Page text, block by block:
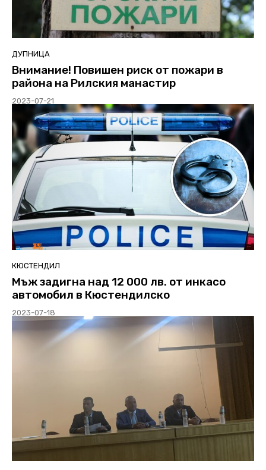
ДУПНИЦА
Внимание! Повишен риск от пожари в
района на Рилския манастир
2023-07-21
КЮСТЕНДИЛ
Мъж задигна над 12 000 лв. от инкасо
автомобил в Кюстендилско
2023-07-18